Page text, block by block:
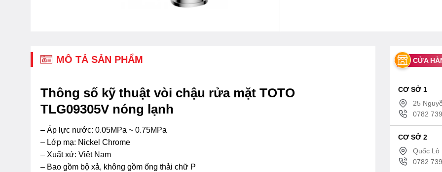
MÔ TẢ SẢN PHẨM
Thông số kỹ thuật vòi chậu rửa mặt TOTO
TLG09305V nóng lạnh
– Áp lực nước: 0.05MPa ~ 0.75MPa
– Lớp mạ: Nickel Chrome
– Xuất xứ: Việt Nam
– Bao gồm bộ xả, không gồm ống thải chữ P
CỬA
CƠ SỞ 1
25
0782
CƠ SỞ 2
Quốc Lộ
0782